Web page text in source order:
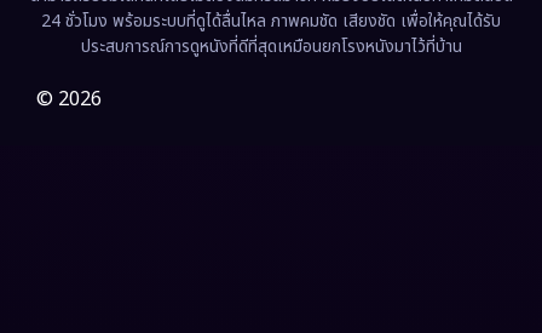
Film (57)
Gothic
24 ชั่วโมง พร้อมระบบที่ดูได้ลื่นไหล ภาพคมชัด เสียงชัด เพื่อให้คุณได้รับ
ประสบการณ์การดูหนังที่ดีที่สุดเหมือนยกโรงหนังมาไว้ที่บ้าน
© 2026